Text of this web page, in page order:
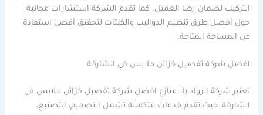
التركيب لضمان رضا العميل. كما تقدم الشركة استشارات مجانية
حول أفضل طرق تنظيم الدواليب والكبتات لتحقيق أقصى استفادة
من المساحة المتاحة.
افضل شركة تفصيل خزائن ملابس في الشارقة
تعتبر شركة الرواد بلا منازع افضل شركة تفصيل خزائن ملابس في
الشارقة، حيث تقدم خدمات متكاملة تشمل التصميم، التصنيع،